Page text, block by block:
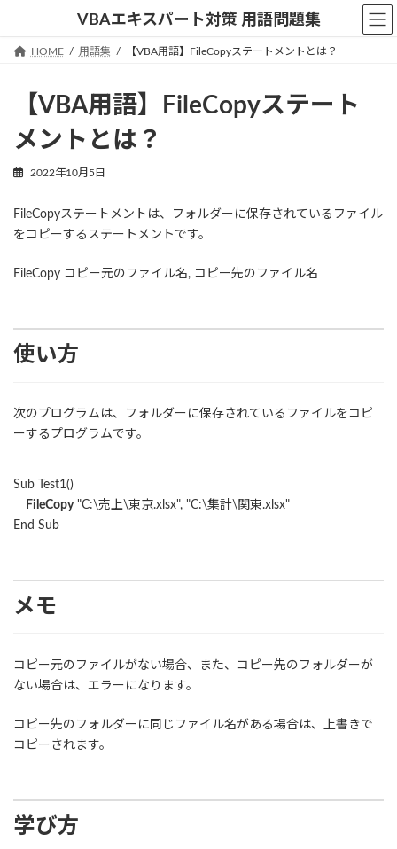
VBAエキスパート対策 用語問題集
HOME 用語集 【VBA用語】FileCopyステートメントとは？
【VBA用語】FileCopyステート
メントとは？
2022年10月5日
FileCopyステートメントは、フォルダーに保存されているファイル
をコピーするステートメントです。
FileCopy コピー元のファイル名, コピー先のファイル名
使い方
次のプログラムは、フォルダーに保存されているファイルをコピ
ーするプログラムです。
Sub Test1()
FileCopy"C:\売上\東京.xlsx", "C:\集計\関東.xlsx"
End Sub
メモ
コピー元のファイルがない場合、また、コピー先のフォルダーが
ない場合は、エラーになります。
コピー先のフォルダーに同じファイル名がある場合は、上書きで
コピーされます。
学び方